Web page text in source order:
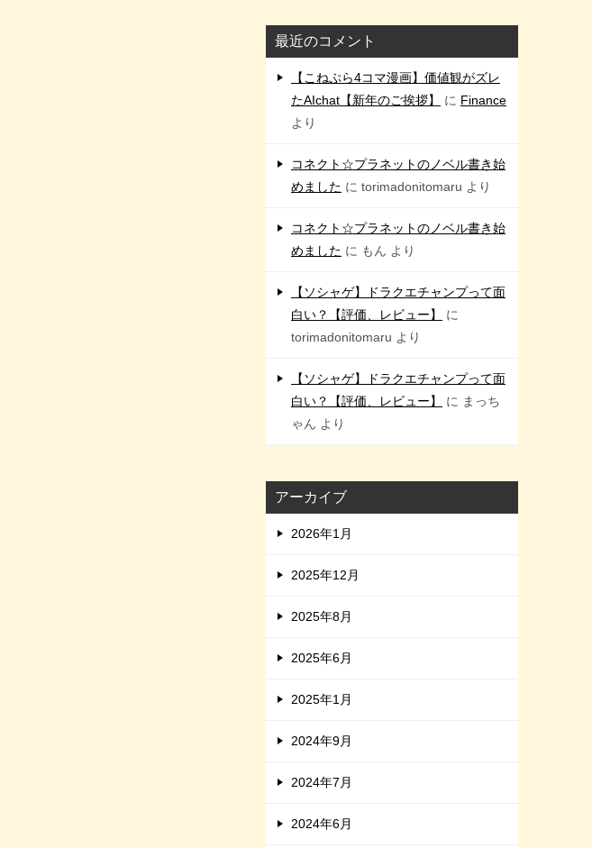
最近のコメント
【こねぷら4コマ漫画】価値観がズレ
たAIchat【新年のご挨拶】
に Finance
より
コネクト☆プラネットのノベル書き始
めました に torimadonitomaru より
コネクト☆プラネットのノベル書き始
めました に もん より
【ソシャゲ】ドラクエチャンプって面
白い？【評価、レビュー】
に
torimadonitomaru より
【ソシャゲ】ドラクエチャンプって面
白い？【評価、レビュー】
に まっち
ゃん より
アーカイブ
2026年1月
2025年12月
2025年8月
2025年6月
2025年1月
2024年9月
2024年7月
2024年6月